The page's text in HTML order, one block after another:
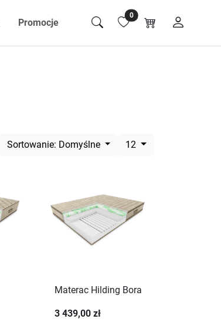
Promocje
0
Sortowanie: Domyślne 12
Materac Hilding Bora
3 439,00 zł